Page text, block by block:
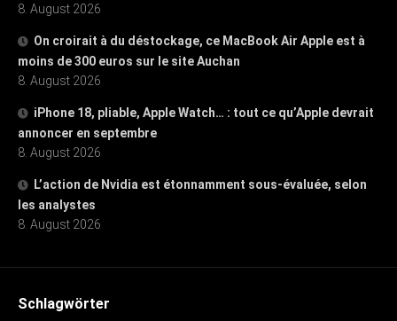
8. August 2026
On croirait à du déstockage, ce MacBook Air Apple est à
moins de 300 euros sur le site Auchan
8. August 2026
iPhone 18, pliable, Apple Watch… : tout ce qu’Apple devrait
annoncer en septembre
8. August 2026
L’action de Nvidia est étonnamment sous-évaluée, selon
les analystes
8. August 2026
Schlagwörter